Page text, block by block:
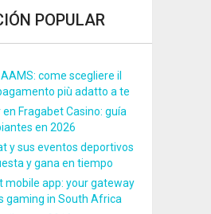
POPULAR
come scegliere il
più adatto a te
Fragabet Casino: guía
en 2026
y sus eventos deportivos
y gana en tiempo
mobile app: your gateway
gaming in South Africa